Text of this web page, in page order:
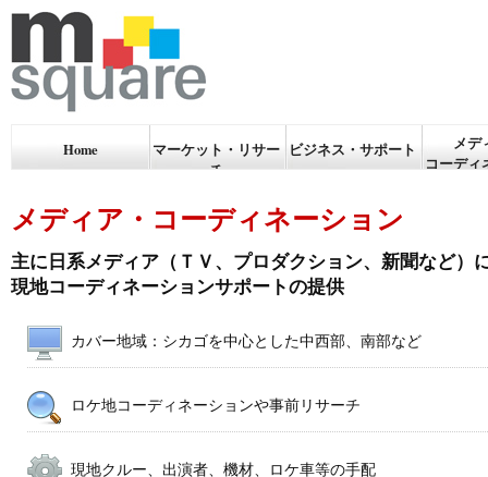
Home
マーケット・リサー
チ
ビジネス・サポート
メデ
コーディ
メディア・コーディネーション
主に日系メディア（ＴＶ、プロダクション、新聞など）
現地コーディネーションサポートの提供
カバー地域：シカゴを中心とした中西部、南部など
ロケ地コーディネーションや事前リサーチ
現地クルー、出演者、機材、ロケ車等の手配